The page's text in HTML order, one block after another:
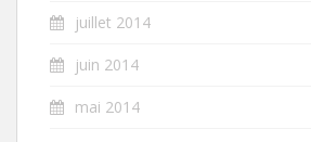
juillet 2014
juin 2014
mai 2014